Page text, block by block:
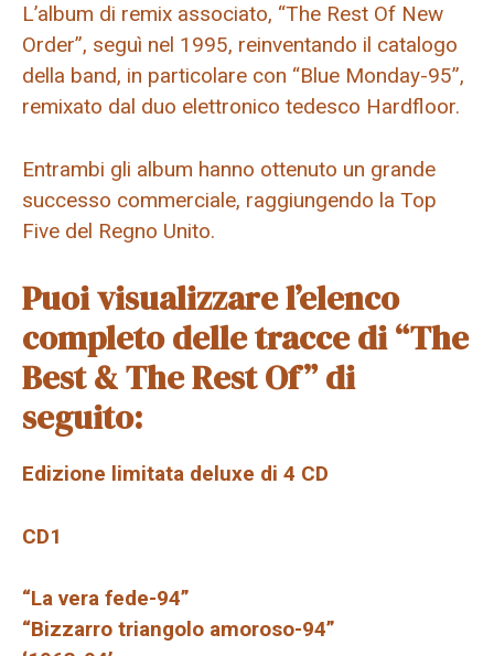
L’album di remix associato, “The Rest Of New
Order”, seguì nel 1995, reinventando il catalogo
della band, in particolare con “Blue Monday-95”,
remixato dal duo elettronico tedesco Hardfloor.
Entrambi gli album hanno ottenuto un grande
successo commerciale, raggiungendo la Top
Five del Regno Unito.
Puoi visualizzare l’elenco
completo delle tracce di “The
Best & The Rest Of” di
seguito:
Edizione limitata deluxe di 4 CD
CD1
“La vera fede-94”
“Bizzarro triangolo amoroso-94”